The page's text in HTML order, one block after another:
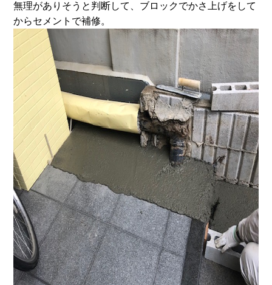
無理がありそうと判断して、ブロックでかさ上げをして
からセメントで補修。